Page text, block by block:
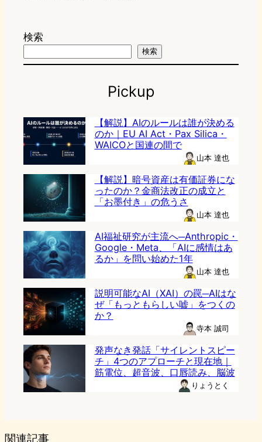
検索
検索
Pickup
【解説】AIのルールは誰が決める
のか｜EU AI Act・Pax Silica・
WAICOと国連の間で
山本 達也
【解説】暗号資産は有価証券にな
ったのか？金商法改正の成立と
「お墨付き」の危うさ
山本 達也
AI福祉研究が主流へ─Anthropic・
Google・Meta、「AIに感情はあ
るか」を問い始めた1年
山本 達也
説明可能なAI（XAI）の罠─AIはな
ぜ「もっともらしい嘘」をつくの
か？
寺本 誠司
発声なき発話「サイレントスピー
チ」4つのアプローチと現在地｜
筋電位、超音波、口唇読み、脳波
りょうとく
関連記事